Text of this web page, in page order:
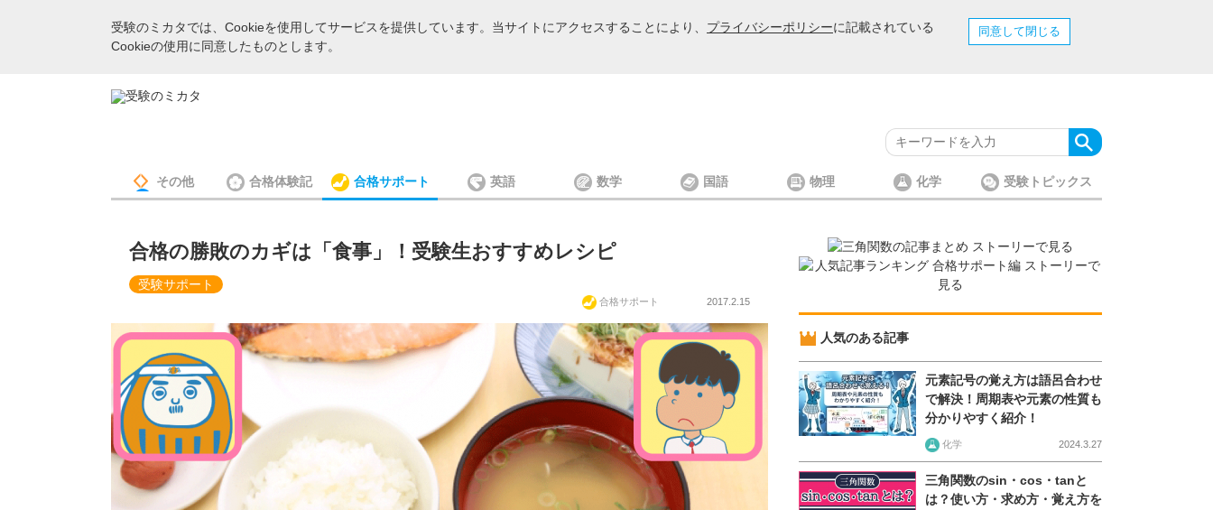
受験のミカタでは、Cookieを使用してサービスを提供しています。当サイトにアクセスすることにより、 プライバシーポリシーに記載されている
Cookieの使用に同意したものとします。
同意して閉じる
その他 合格体験記 合格サポート 英語 数学 国語 物理 化学 受験トピックス
合格の勝敗のカギは「食事」！受験生おすすめレシピ
受験サポート
合格サポート 2017.2.15
人気のある記事
元素記号の覚え方は語呂合わせ
で解決！周期表や元素の性質も
分かりやすく紹介！
化学 2024.3.27
三角関数のsin・cos・tanと
は？使い方・求め方・覚え方を